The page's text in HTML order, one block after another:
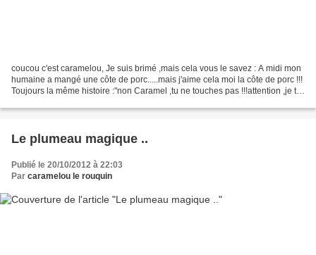
coucou c'est caramelou, Je suis brimé ,mais cela vous le savez : A midi mon
humaine a mangé une côte de porc.....mais j'aime cela moi la côte de porc !!!
Toujours la même histoire :"non Caramel ,tu ne touches pas !!!attention ,je te
Le plumeau magique ..
Publié le 20/10/2012 à 22:03
Par caramelou le rouquin